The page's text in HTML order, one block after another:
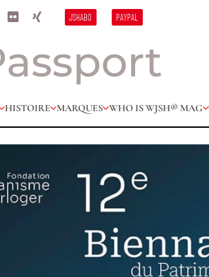
JSHABO PAYPAL
HISTOIRE MARQUES WHO IS WJSH® MAG